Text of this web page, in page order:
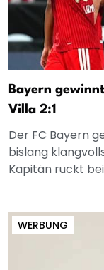
Bayern
Villa 2:1
Der FC Bayern
bislang
Kapitän rückt
WERBUNG